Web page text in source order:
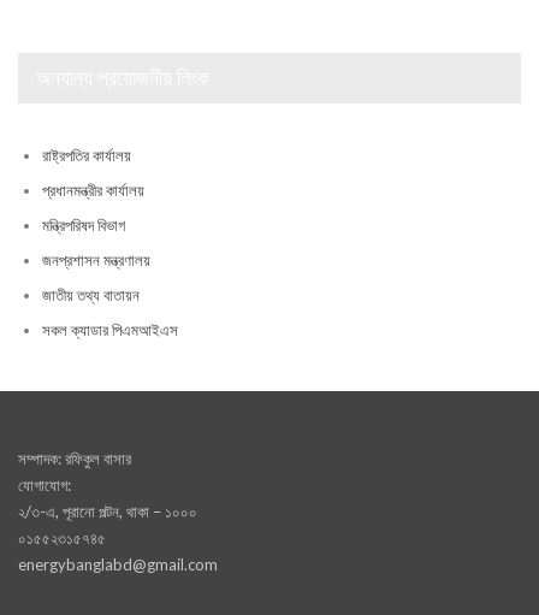
রাষ্ট্রপতির কার্যালয়
প্রধানমন্ত্রীর কার্যালয়
মন্ত্রিপরিষদ বিভাগ
জনপ্রশাসন মন্ত্রণালয়
জাতীয় তথ্য বাতায়ন
সকল ক্যাডার পিএমআইএস
সম্পাদক: রফিকুল বাসার
যোগাযোগ:
২/৩-এ, পূরানো পল্টন, থাকা – ১০০০
০১৫৫২৩১৫৭৪৫
energybanglabd@gmail.com